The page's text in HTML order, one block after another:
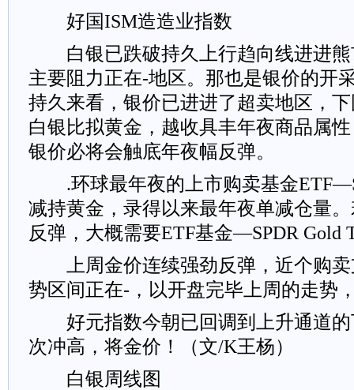
好国ISM造造业指数
白银已跌破持久上行趋向线进进熊
主要阻力正在-地区。那也是银价的开
持久来看，银价已进进了超卖地区，
白银比拟黄金，越收具丰年夜商品属
银价必将会触底年夜幅反弹。
.环球最年夜的上市购卖基金
减持黄金，录得以来最年夜单减仓量
反弹，大概需要ETF基金―SPDR Gold
上周金价连续强劲反弹，近个购卖
势区间正在-，以开盘完毕上周的走势
好元指数今朝已回调到上升通道的
次冲高，将金价！（文/K王杨）
白银周线图